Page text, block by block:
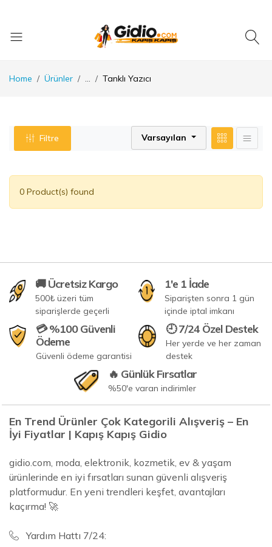
Home Ürünler ... Tanklı Yazıcı
Filtre Varsayılan
0 Product(s) found
🚚 Ücretsiz Kargo
500₺ üzeri tüm
siparişlerde geçerli
1'e 1 İade
Siparişten sonra 1 gün
içinde iptal imkanı
💳 %100 Güvenli
Ödeme
Güvenli ödeme garantisi
🕘 7/24 Özel Destek
Her yerde ve her zaman
destek
🔥 Günlük Fırsatlar
%50'e varan indirimler
En Trend Ürünler Çok Kategorili Alışveriş – En
İyi Fiyatlar | Kapış Kapış Gidio
gidio.com, moda, elektronik, kozmetik, ev & yaşam
ürünlerinde en iyi fırsatları sunan güvenli alışveriş
platformudur. En yeni trendleri keşfet, avantajları
kaçırma! 🚀
Yardım Hattı 7/24: